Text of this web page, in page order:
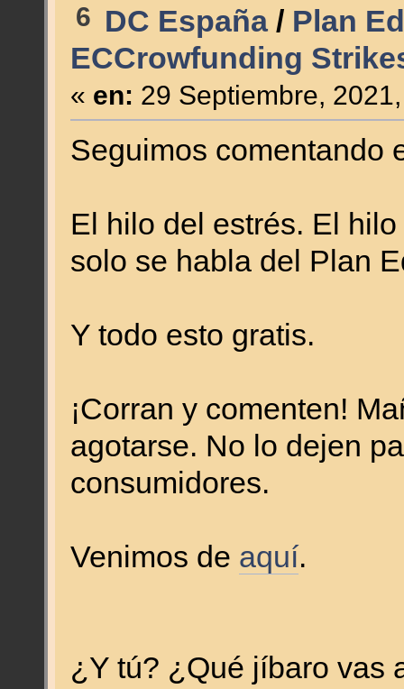
6 DC España/ Plan
ECCrowfunding
« en: 29 Septiembre,
Seguimos comentando
El hilo del estrés. El
solo se habla del Plan
Y todo esto gratis.
¡Corran y comenten!
agotarse. No lo dejen
consumidores.
Venimos de aquí.
¿Y tú? ¿Qué jíbaro vas